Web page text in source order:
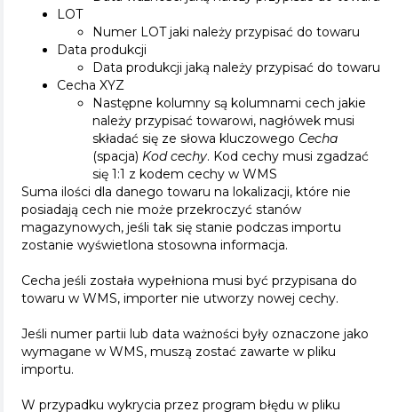
LOT
Numer LOT jaki należy przypisać do towaru
Data produkcji
Data produkcji jaką należy przypisać do towaru
Cecha XYZ
Następne kolumny są kolumnami cech jakie
należy przypisać towarowi, nagłówek musi
składać się ze słowa kluczowego Cecha
(spacja) Kod cechy. Kod cechy musi zgadzać
się 1:1 z kodem cechy w WMS
Suma ilości dla danego towaru na lokalizacji, które nie
posiadają cech nie może przekroczyć stanów
magazynowych, jeśli tak się stanie podczas importu
zostanie wyświetlona stosowna informacja.
Cecha jeśli została wypełniona musi być przypisana do
towaru w WMS, importer nie utworzy nowej cechy.
Jeśli numer partii lub data ważności były oznaczone jako
wymagane w WMS, muszą zostać zawarte w pliku
importu.
W przypadku wykrycia przez program błędu w pliku